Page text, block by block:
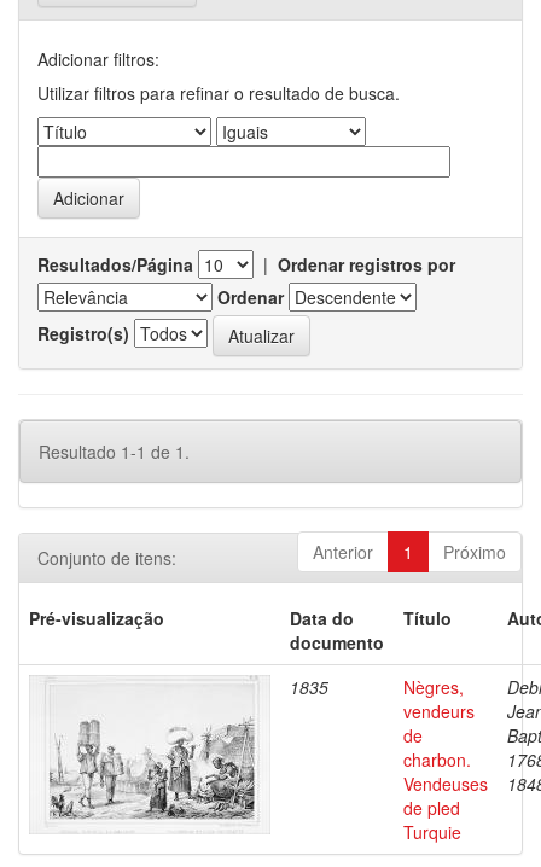
Adicionar filtros:
Utilizar filtros para refinar o resultado de busca.
Resultados/Página | Ordenar registros por
Ordenar
Registro(s)
Resultado 1-1 de 1.
Anterior 1 Próximo
Conjunto de itens:
Pré-visualização
Data do
documento
Título
1835
Nègres,
vendeurs
de
charbon.
Vendeuses
de pled
Turquie